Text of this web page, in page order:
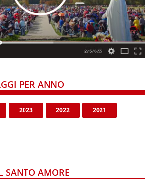
PER ANNO
2023 2022 2021
SANTO AMORE